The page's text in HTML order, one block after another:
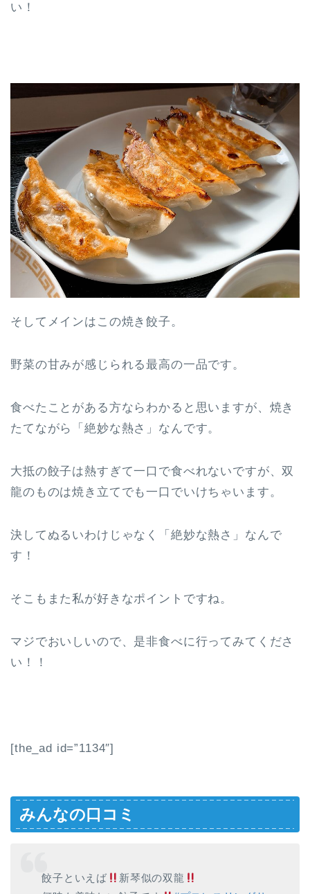
い！
そしてメインはこの焼き餃子。
野菜の甘みが感じられる最高の一品です。
食べたことがある方ならわかると思いますが、焼き
たてながら「絶妙な熱さ」なんです。
大抵の餃子は熱すぎて一口で食べれないですが、双
龍のものは焼き立てでも一口でいけちゃいます。
決してぬるいわけじゃなく「絶妙な熱さ」なんで
す！
そこもまた私が好きなポイントですね。
マジでおいしいので、是非食べに行ってみてくださ
い！！
[the_ad id=”1134″]
みんなの口コミ
餃子といえば
新琴似の双龍